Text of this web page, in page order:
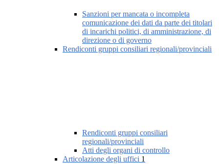
Sanzioni per mancata o incompleta
comunicazione dei dati da parte dei titolari
di incarichi politici, di amministrazione, di
direzione o di governo
Rendiconti gruppi consiliari regionali/provinciali
Rendiconti gruppi consiliari
regionali/provinciali
Atti degli organi di controllo
Articolazione degli uffici 1